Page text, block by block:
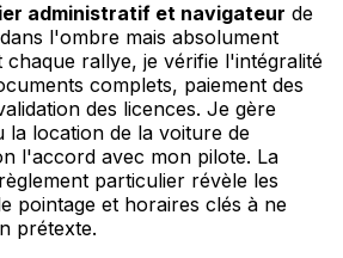
administratif et navigateur de
l'ombre mais absolument
chaque rallye, je vérifie l'intégralité
complets, paiement des
des licences. Je gère
la location de la voiture de
l'accord avec mon pilote. La
particulier révèle les
pointage et horaires clés à ne
prétexte.